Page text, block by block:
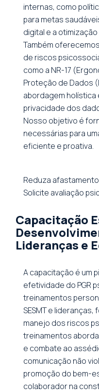
internas, como
para metas
digital e a
Também
de riscos
como a NR-17
Proteção de Dados
abordagem
privacidade dos
Nosso objetivo é
necessárias para
eficiente e proativa.
Reduza
Solicite avaliação
Capacitação
Lideranças e
A capacitação é um
efetividade do PGR
treinamentos
SESMT e
manejo dos riscos
treinamentos
e combate ao
comunicação não
promoção do bem-
colaborador na